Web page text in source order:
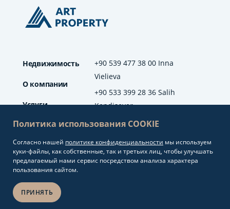
+90 539 477 38 00 Inna
Vielieva
+90 533 399 28 36 Salih
Kendisever
info@artproperty.net
Mahmutlar Mah.
Недвижимость
О компании
Услуги
Отзывы
Блог
Политика использования COOKIE
Согласно нашей политике конфиденциальности мы используем
куки-файлы, как собственные, так и третьих лиц, чтобы улучшать
предлагаемый нами сервис посредством анализа характера
пользования сайтом.
ПРИНЯТЬ